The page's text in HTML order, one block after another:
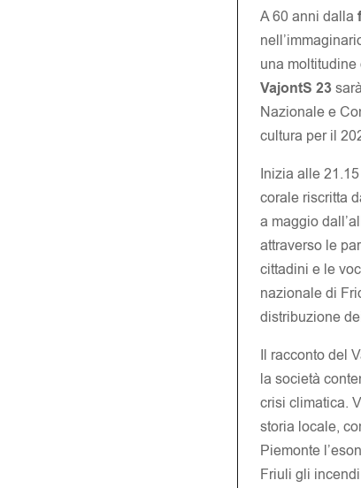
A 60 anni dalla
una
VajontS 23
Nazionale e
cultura per il
Inizia alle
corale riscritta
a maggio
attraverso le
cittadini e le
nazionale di
distribuzione
Il racconto del
la società
crisi climatica.
storia locale,
Piemonte
Friuli gli